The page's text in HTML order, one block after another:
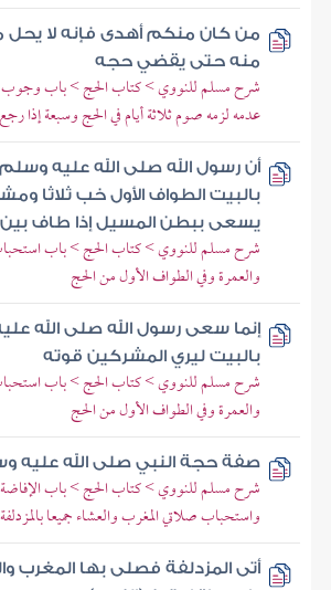
من كان منكم أهدى فإنه لا
منه حتى يقضي حجه
شرح مسلم للنووي > كتاب الحج > باب وجوب
عدمه لزمه صوم ثلاثة أيام في الحج وسبعة إذا رجع
أن رسول الله صلى الله عليه
بالبيت الطواف الأول خب ثلاثا
يسعى ببطن المسيل إذا طاف بين
شرح مسلم للنووي > كتاب الحج > باب
والعمرة وفي الطواف الأول من الحج
إنما سعى رسول الله صلى الله
بالبيت ليري المشركين قوته
شرح مسلم للنووي > كتاب الحج > باب
والعمرة وفي الطواف الأول من الحج
صفة حجة النبي صلى الله عليه
شرح مسلم للنووي > كتاب الحج > باب الإفاضة
واستحباب صلاتي المغرب والعشاء جميعا
أتى المزدلفة فصلى بها المغرب